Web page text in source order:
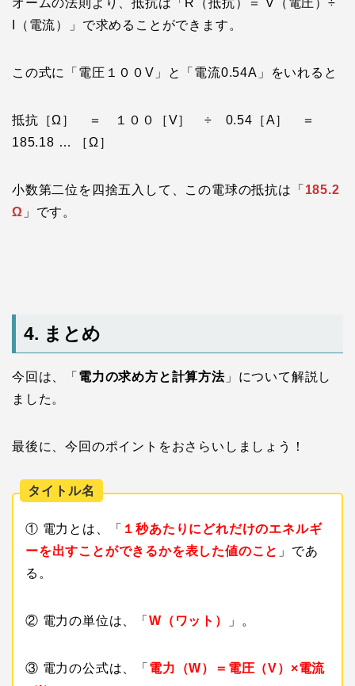
オームの法則より、抵抗は「R（抵抗）＝ V（電圧）÷
I（電流）」で求めることができます。
この式に「電圧１００V」と「電流0.54A」をいれると
抵抗［Ω］ ＝ １００［V］ ÷ 0.54［A］ ＝
185.18 … ［Ω］
小数第二位を四捨五入して、この電球の抵抗は「 185.2
Ω 」です。
4. まとめ
今回は、「 電力の求め方と計算方法」について解説し
ました。
最後に、今回のポイントをおさらいしましょう！
タイトル名
① 電力とは、「 １秒あたりにどれだけのエネルギ
ーを出すことができるかを表した値のこと 」であ
る。
② 電力の単位は、「 W（ワット） 」。
③ 電力の公式は、「 電力（W）＝電圧（V）×電流